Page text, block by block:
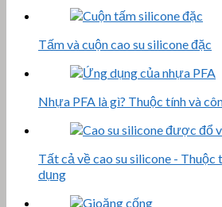
Tấm và cuộn cao su silicone đặc
Nhựa PFA là gì? Thuộc tính và
Tất cả về cao su silicone - Thuộc
dụng